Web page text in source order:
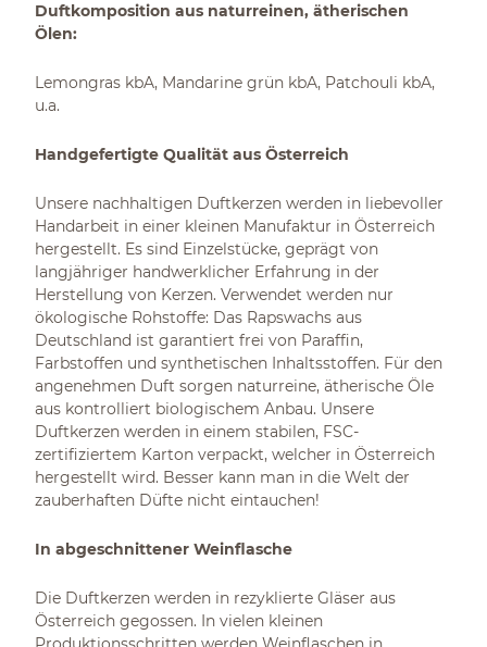
Duftkomposition aus naturreinen, ätherischen
Ölen:
Lemongras kbA, Mandarine grün kbA, Patchouli kbA,
u.a.
Handgefertigte Qualität aus Österreich
Unsere nachhaltigen Duftkerzen werden in liebevoller
Handarbeit in einer kleinen Manufaktur in Österreich
hergestellt. Es sind Einzelstücke, geprägt von
langjähriger handwerklicher Erfahrung in der
Herstellung von Kerzen. Verwendet werden nur
ökologische Rohstoffe: Das Rapswachs aus
Deutschland ist garantiert frei von Paraffin,
Farbstoffen und synthetischen Inhaltsstoffen. Für den
angenehmen Duft sorgen naturreine, ätherische Öle
aus kontrolliert biologischem Anbau. Unsere
Duftkerzen werden in einem stabilen, FSC-
zertifiziertem Karton verpackt, welcher in Österreich
hergestellt wird. Besser kann man in die Welt der
zauberhaften Düfte nicht eintauchen!
In abgeschnittener Weinflasche
Die Duftkerzen werden in rezyklierte Gläser aus
Österreich gegossen. In vielen kleinen